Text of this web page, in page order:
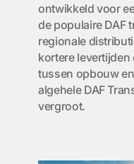
ontwikkeld voor
de populaire DAF
regionale
kortere levertijden
tussen opbouw
algehele DAF
vergroot.